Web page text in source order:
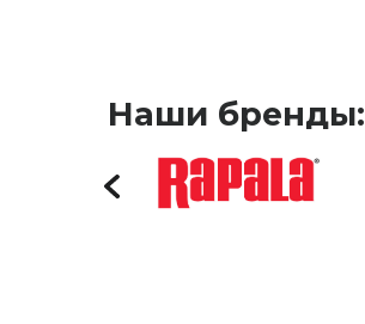
Наши бренды: